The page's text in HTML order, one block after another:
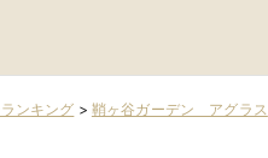
ンキング > 鞘ヶ谷ガーデン アグラス